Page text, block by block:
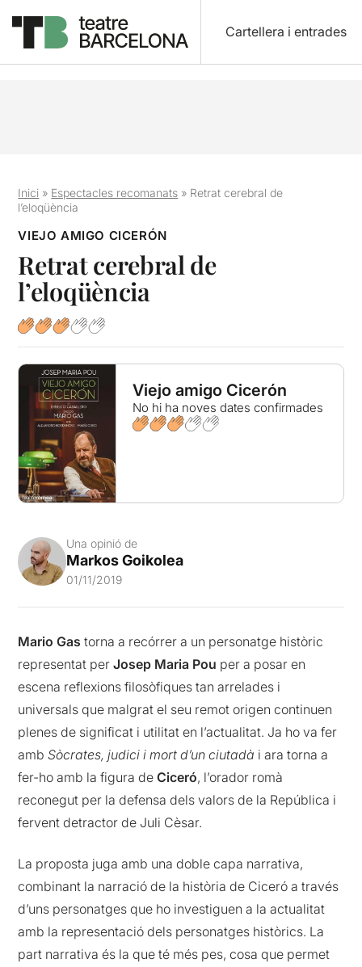
Cartellera i entrades
Inici » Espectacles recomanats » Retrat cerebral de
l’eloqüència
VIEJO AMIGO CICERÓN
Retrat cerebral de
l’eloqüència
Viejo amigo Cicerón
No hi ha noves dates confirmades
Una opinió de
Markos Goikolea
01/11/2019
Mario Gas torna a recórrer a un personatge històric
representat perJosep Maria Pou per a posar en
escena reflexions filosòfiques tan arrelades i
universals que malgrat el seu remot origen continuen
plenes de significat i utilitat en l’actualitat. Ja ho va fer
ambSòcrates, judici i mort d’un ciutadà i ara torna a
fer-ho amb la figura deCiceró, l’orador romà
reconegut per la defensa dels valors de la República i
fervent detractor de Juli Cèsar.
La proposta juga amb una doble capa narrativa,
combinant la narració de la història de Ciceró a través
d’uns personatges que ho investiguen a la actualitat
amb la representació dels personatges històrics. La
part narrativa és la que té més pes, cosa que permet